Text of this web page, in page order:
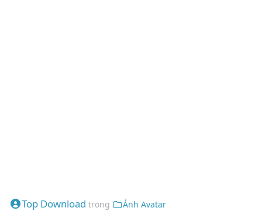
Top Download trong
Ảnh Avatar